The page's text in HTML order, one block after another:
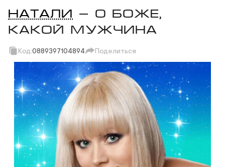
НАТАЛИ — О БОЖЕ,
КАКОЙ МУЖЧИНА
Код:0889397104894 Поделиться
Скопировать ссылку
Вотсап
Телеграм
Макс
ВКонтакте
Одноклассники